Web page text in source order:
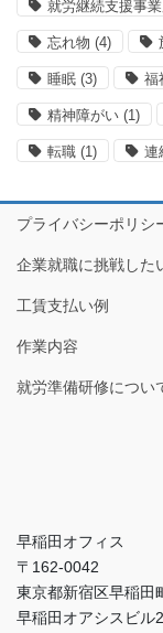
就労継続支援事
忘れ物 (4)
睡眠 (3) 福
精神障がい (1)
転職 (1) 連
プライバシーポリシ
企業就職に挑戦した
工賃支払い例
作業内容
就労準備研修につい
早稲田オフィス
〒162-0042
東京都新宿区早稲田
早稲田オアシスビル